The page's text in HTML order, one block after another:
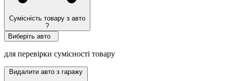
Сумісність товару з авто
?
Виберіть авто
для перевірки сумісності товару
Видалити авто з гаражу